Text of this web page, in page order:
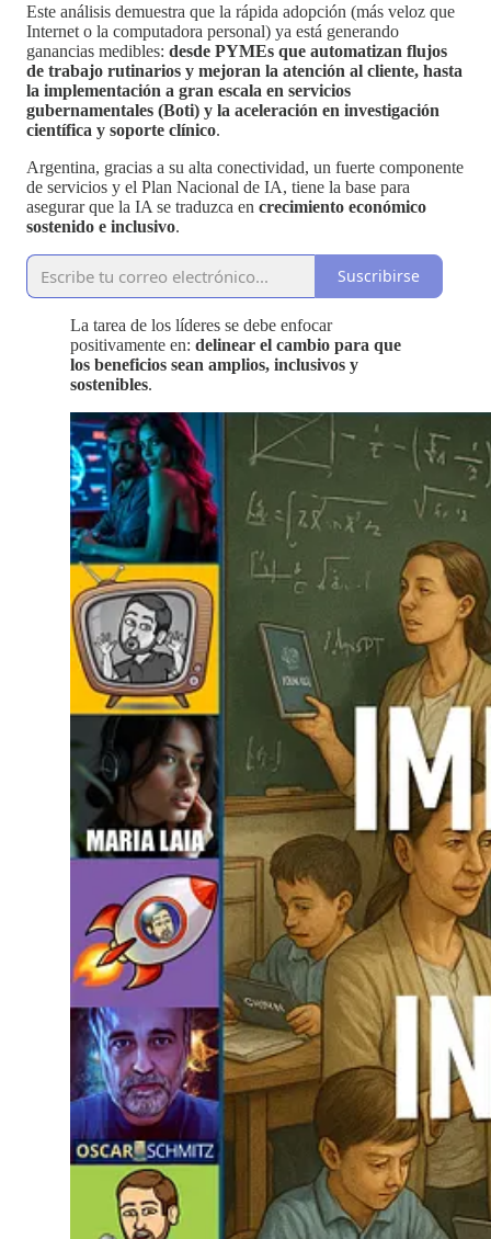
Este análisis demuestra que la rápida adopción (más veloz que
Internet o la computadora personal) ya está generando
ganancias medibles: desde PYMEs que automatizan flujos
de trabajo rutinarios y mejoran la atención al cliente, hasta
la implementación a gran escala en servicios
gubernamentales (Boti) y la aceleración en investigación
científica y soporte clínico.
Argentina, gracias a su alta conectividad, un fuerte componente
de servicios y el Plan Nacional de IA, tiene la base para
asegurar que la IA se traduzca en crecimiento económico
sostenido e inclusivo.
Suscribirse
La tarea de los líderes se debe enfocar
positivamente en: delinear el cambio para que
los beneficios sean amplios, inclusivos y
sostenibles.